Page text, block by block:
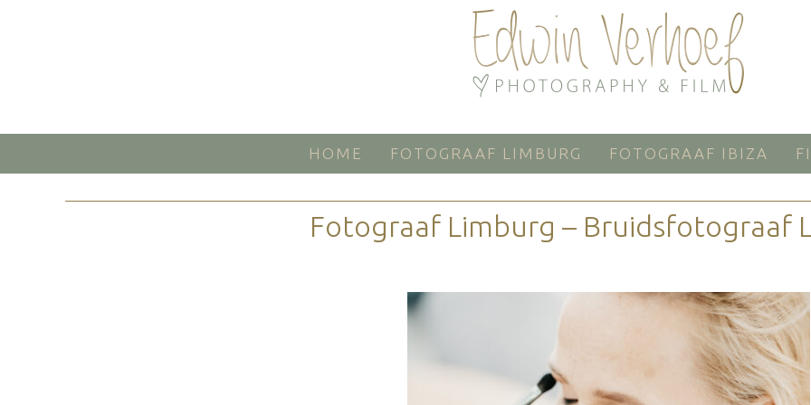
HOME FOTOGRAAF LIMBURG FOTOGRAAF IBIZA
Fotograaf Limburg – Bruidsfotograaf